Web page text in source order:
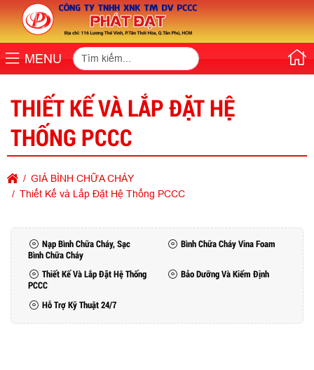
MENU
THIẾT KẾ VÀ LẮP ĐẶT HỆ
THỐNG PCCC
GIÁ BÌNH CHỮA CHÁY
Thiết Kế và Lắp Đặt Hệ Thống PCCC
Nạp Bình Chữa Cháy, Sạc
Bình Chữa Cháy
Bình Chữa Cháy Vina Foam
Thiết Kế Và Lắp Đặt Hệ Thống
PCCC
Bảo Dưỡng Và Kiểm Định
Hỗ Trợ Kỹ Thuật 24/7